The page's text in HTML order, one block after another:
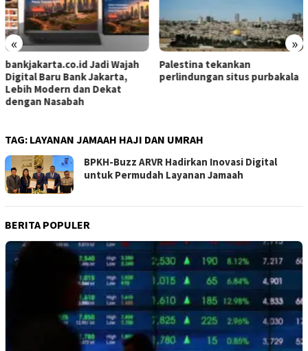
« »
bankjakarta.co.id Jadi Wajah
Digital Baru Bank Jakarta,
Lebih Modern dan Dekat
dengan Nasabah
Palestina tekankan
perlindungan situs purbakala
TAG: LAYANAN JAMAAH HAJI DAN UMRAH
BPKH-Buzz ARVR Hadirkan Inovasi Digital
untuk Permudah Layanan Jamaah
BERITA POPULER